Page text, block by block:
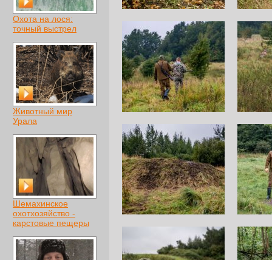
Охота на лося:
точный выстрел
Животный мир
Урала
Шемахинское
охотхозяйство -
карстовые пещеры